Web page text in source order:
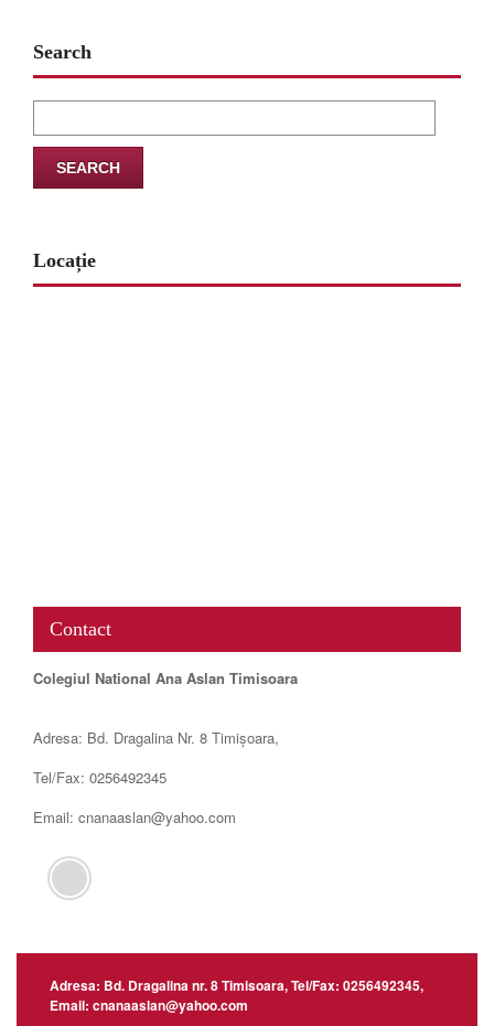
Search
for:
Locație
Contact
Colegiul National Ana Aslan Timisoara
Adresa: Bd. Dragalina Nr. 8 Timișoara,
Tel/Fax: 0256492345
Email: cnanaaslan@yahoo.com
Adresa: Bd. Dragalina nr. 8 Timisoara, Tel/Fax: 0256492345,
Email: cnanaaslan@yahoo.com